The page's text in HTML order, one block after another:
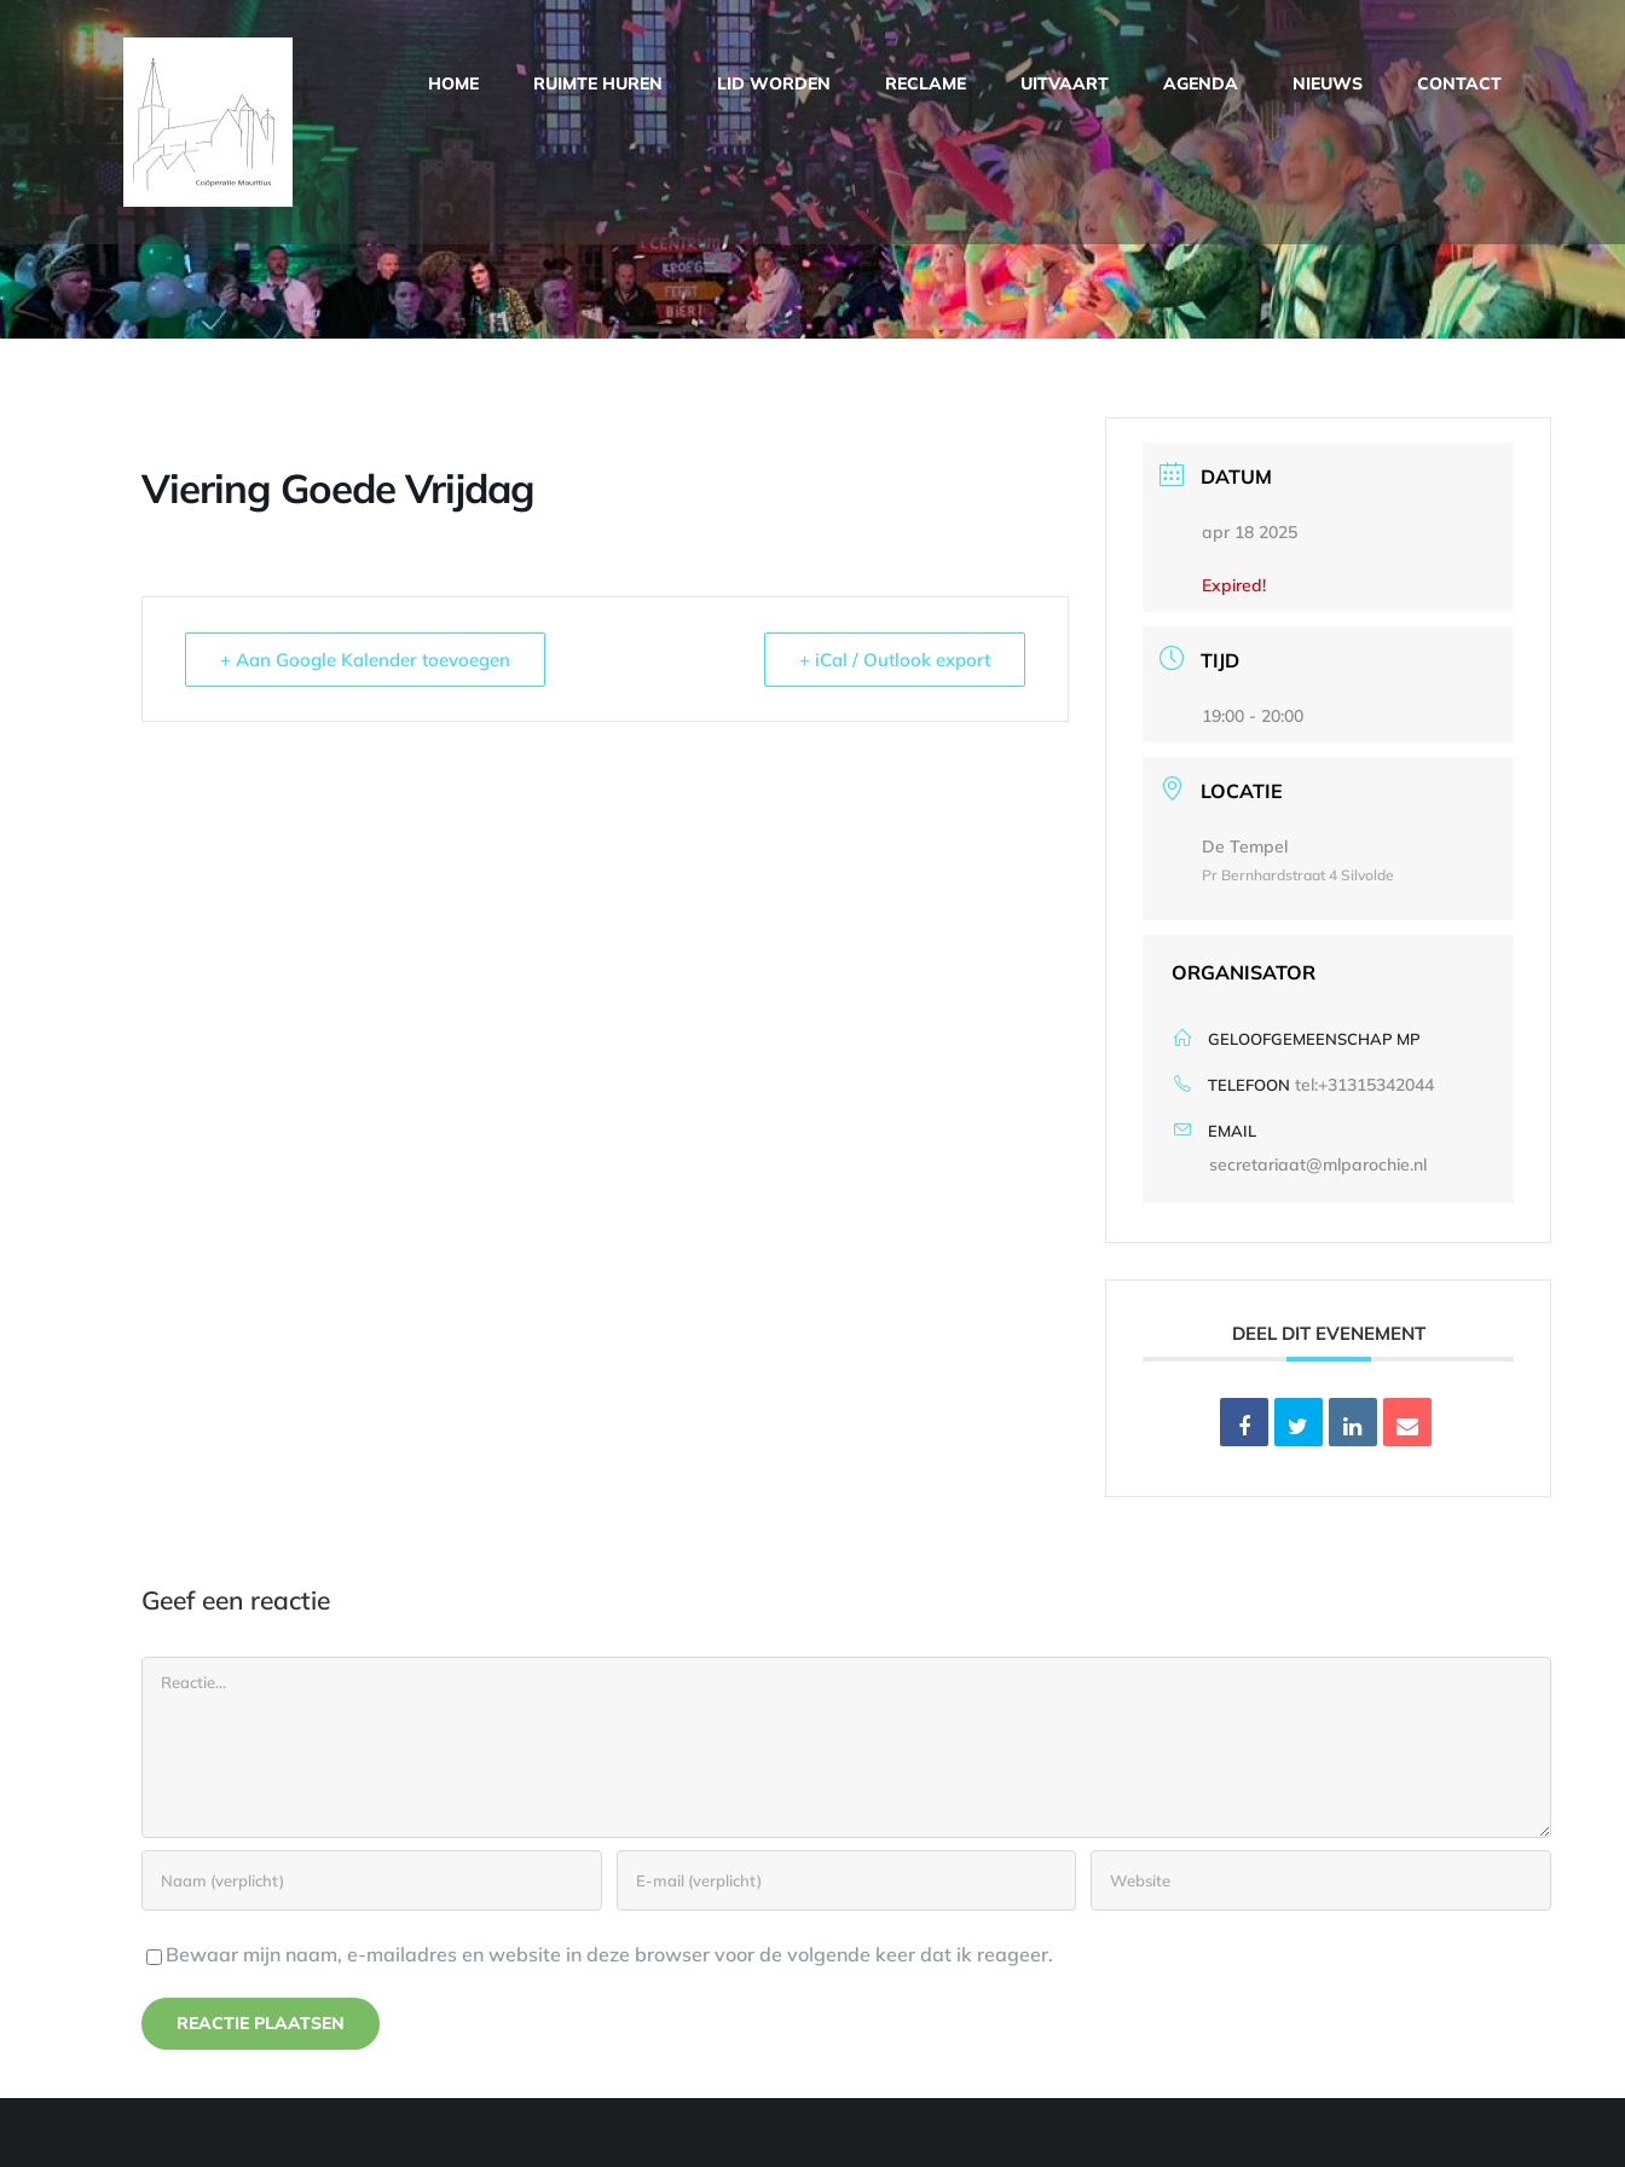
HOME RUIMTE HUREN LID WORDEN RECLAME UITVAART AGENDA NIEUWS CONTACT
Viering Goede Vrijdag
+ Aan Google Kalender toevoegen + iCal / Outlook export
DATUM
apr 18 2025
Expired!
TIJD
19:00 - 20:00
LOCATIE
De Tempel
Pr Bernhardstraat 4 Silvolde
ORGANISATOR
GELOOFGEMEENSCHAP MP
TELEFOON tel:+31315342044
EMAIL
secretariaat@mlparochie.nl
DEEL DIT EVENEMENT
Geef een reactie
Reactie
Bewaar mijn naam, e-mailadres en website in deze browser voor de volgende keer dat ik reageer.